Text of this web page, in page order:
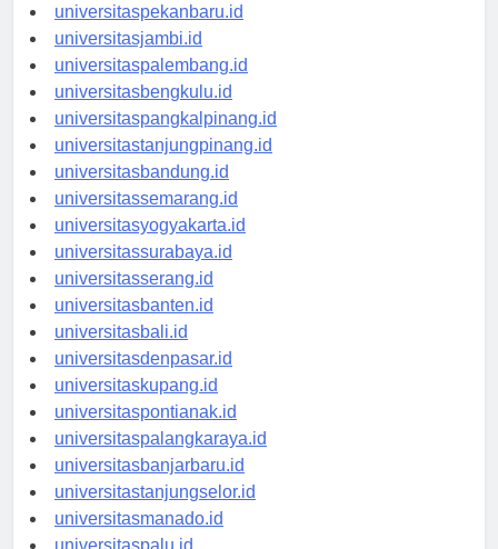
universitaspadang.id
universitaspekanbaru.id
universitasjambi.id
universitaspalembang.id
universitasbengkulu.id
universitaspangkalpinang.id
universitastanjungpinang.id
universitasbandung.id
universitassemarang.id
universitasyogyakarta.id
universitassurabaya.id
universitasserang.id
universitasbanten.id
universitasbali.id
universitasdenpasar.id
universitaskupang.id
universitaspontianak.id
universitaspalangkaraya.id
universitasbanjarbaru.id
universitastanjungselor.id
universitasmanado.id